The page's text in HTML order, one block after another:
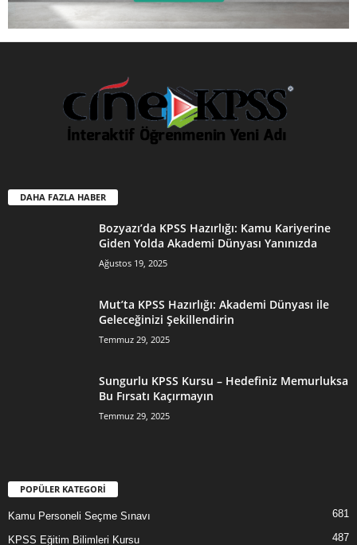
DAHA FAZLA HABER
Bozyazı’da KPSS Hazırlığı: Kamu Kariyerine
Giden Yolda Akademi Dünyası Yanınızda
Ağustos 19, 2025
Mut’ta KPSS Hazırlığı: Akademi Dünyası ile
Geleceğinizi Şekillendirin
Temmuz 29, 2025
Sungurlu KPSS Kursu – Hedefiniz Memurluksa
Bu Fırsatı Kaçırmayın
Temmuz 29, 2025
POPÜLER KATEGORİ
Kamu Personeli Seçme Sınavı 681
KPSS Eğitim Bilimleri Kursu 487